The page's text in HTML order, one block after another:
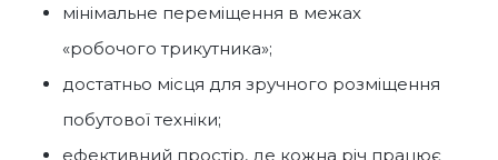
мінімальне переміщення в межах
«робочого трикутника»;
достатньо місця для зручного розміщення
побутової техніки;
ефективний простір, де кожна річ працює